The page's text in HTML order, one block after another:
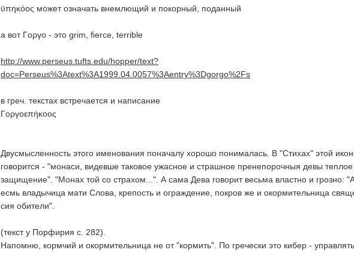
ϋπηκόος может означать внемлющий и покорный, поданный
а вот Γοργο - это grim, fierce, terrible
http://www.perseus.tufts.edu/hopper/text?
doc=Perseus%3Atext%3A1999.04.0057%3Aentry%3Dgorgo%2Fs
в греч. текстах встречается и написание
Γοργοεπήκοος
Двусмысленность этого именования поначалу хорошо понималась. В "Стихах" этой
говорится - "монаси, видевше таковое ужасное и страшное пренепорочныя девы теплое
защищение". "Монах той со страхом...". А сама Дева говорит весьма властно и грозно:
есмь владычица мати Слова, крепость и ограждение, покров же и окормительница
сия обители".
(текст у Порфирия с. 282).
Напомню, кормчий и окормительница не от "кормить". По гречески это кибер -